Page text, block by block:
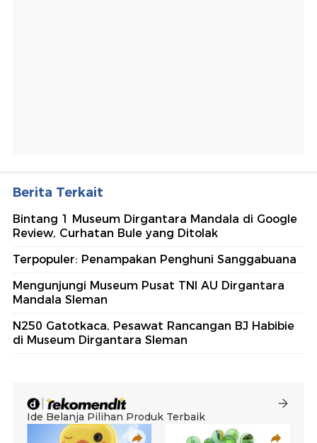
Berita Terkait
Bintang 1 Museum Dirgantara Mandala di Google
Review, Curhatan Bule yang Ditolak
Terpopuler: Penampakan Penghuni Sanggabuana
Mengunjungi Museum Pusat TNI AU Dirgantara
Mandala Sleman
N250 Gatotkaca, Pesawat Rancangan BJ Habibie
di Museum Dirgantara Sleman